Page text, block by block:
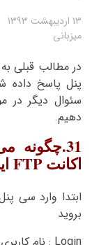
۱۳ اردیبهشت ۱۳۹۳
میزبانی
سئوال دیگر در
دهیم.
اکانت FTP ایجاد کنم؟
بروید